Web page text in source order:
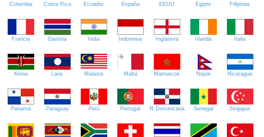
Colombia Costa Rica Ecuador España EEUU Egipto Filipinas
Francia Gambia India Indonesia Inglaterra Irlanda Italia
Kenia Laos Malasia Malta Marruecos Nepal Nicaragua
Panamá Paraguay Perú Portugal R.Dominicana Senegal Singapur